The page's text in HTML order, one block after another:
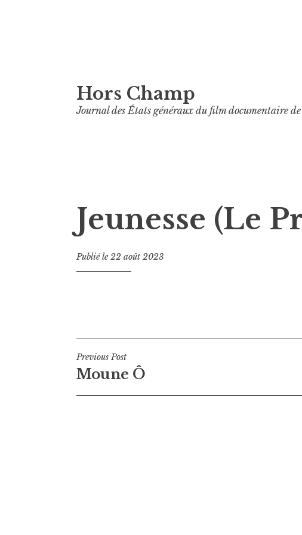
au
contenu
Hors Champ
Journal des États généraux du film documentaire de
Jeunesse (Le
Publié le22 août 2023
Navigation
de
Previous Post
Moune Ô